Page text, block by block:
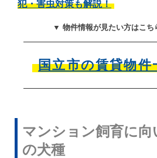
犯・害虫対策も解説！
▼ 物件情報が見たい方はこち
国立市の賃貸物件
マンション飼育に
の犬種